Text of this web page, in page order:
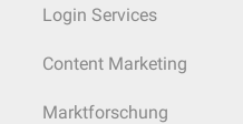
Login Services
Content Marketing
Marktforschung